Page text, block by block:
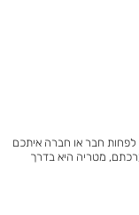
לפחות חבר או חברה איתכם
מטריה היא בדרך